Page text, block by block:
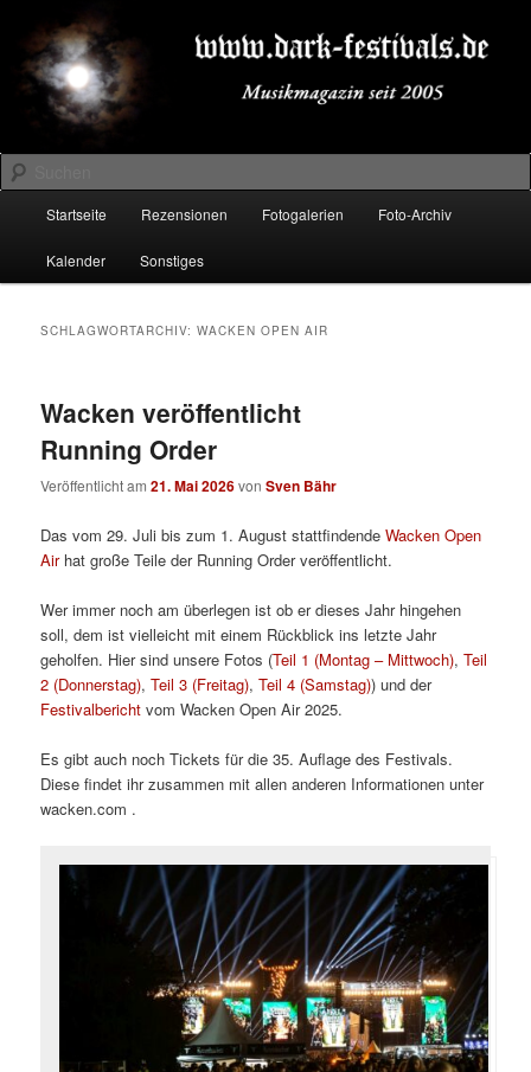
primären
Inhalt
springen
sekundären
Inhalt
springenDARK-FESTIVALS.DE
Suchen
Startseite Rezensionen Fotogalerien Foto-Archiv
Kalender Sonstiges
SCHLAGWORTARCHIV:WACKEN OPEN AIR
Wacken veröffentlicht
Running Order
Veröffentlicht am21. Mai 2026vonSven Bähr
Das vom 29. Juli bis zum 1. August stattfindendeWacken Open
Airhat große Teile der Running Order veröffentlicht.
Wer immer noch am überlegen ist ob er dieses Jahr hingehen
soll, dem ist vielleicht mit einem Rückblick ins letzte Jahr
geholfen. Hier sind unsere Fotos (Teil 1 (Montag – Mittwoch),Teil
2 (Donnerstag),Teil 3 (Freitag),Teil 4 (Samstag)) und der
Festivalbericht vom Wacken Open Air 2025.
Es gibt auch noch Tickets für die 35. Auflage des Festivals.
Diese findet ihr zusammen mit allen anderen Informationen unter
wacken.com .